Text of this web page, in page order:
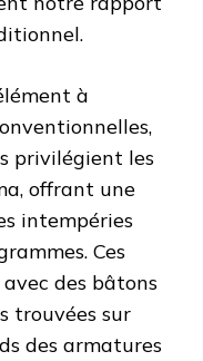
à
privilégient les
offrant une
intempéries
Ces
des bâtons
trouvées sur
des armatures